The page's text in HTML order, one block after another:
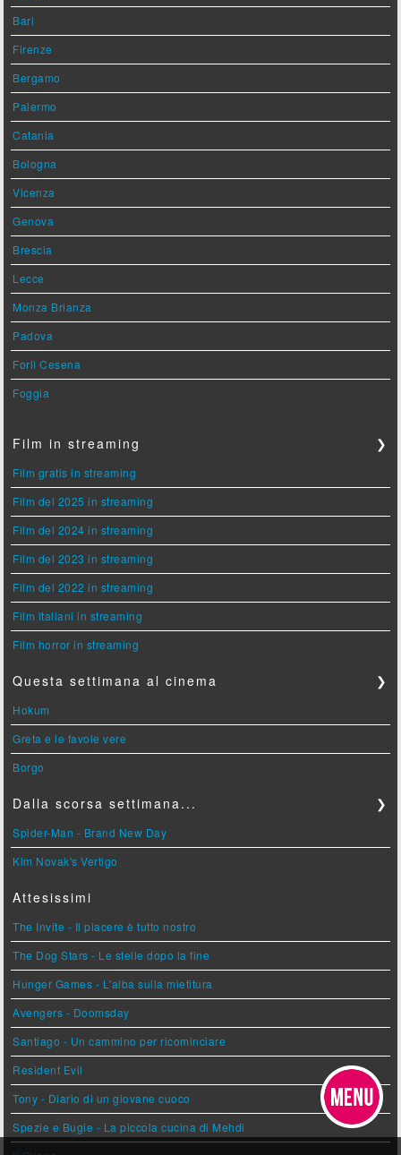
Bari
Firenze
Bergamo
Palermo
Catania
Bologna
Vicenza
Genova
Brescia
Lecce
Monza Brianza
Padova
Forlì Cesena
Foggia
Film in streaming ❯
Film gratis in streaming
Film del 2025 in streaming
Film del 2024 in streaming
Film del 2023 in streaming
Film del 2022 in streaming
Film italiani in streaming
Film horror in streaming
Questa settimana al cinema ❯
Hokum
Greta e le favole vere
Borgo
Dalla scorsa settimana... ❯
Spider-Man - Brand New Day
Kim Novak's Vertigo
Attesissimi
The Invite - Il piacere è tutto nostro
The Dog Stars - Le stelle dopo la fine
Hunger Games - L'alba sulla mietitura
Avengers - Doomsday
Santiago - Un cammino per ricominciare
Resident Evil
Tony - Diario di un giovane cuoco
Spezie e Bugie - La piccola cucina di Mehdi